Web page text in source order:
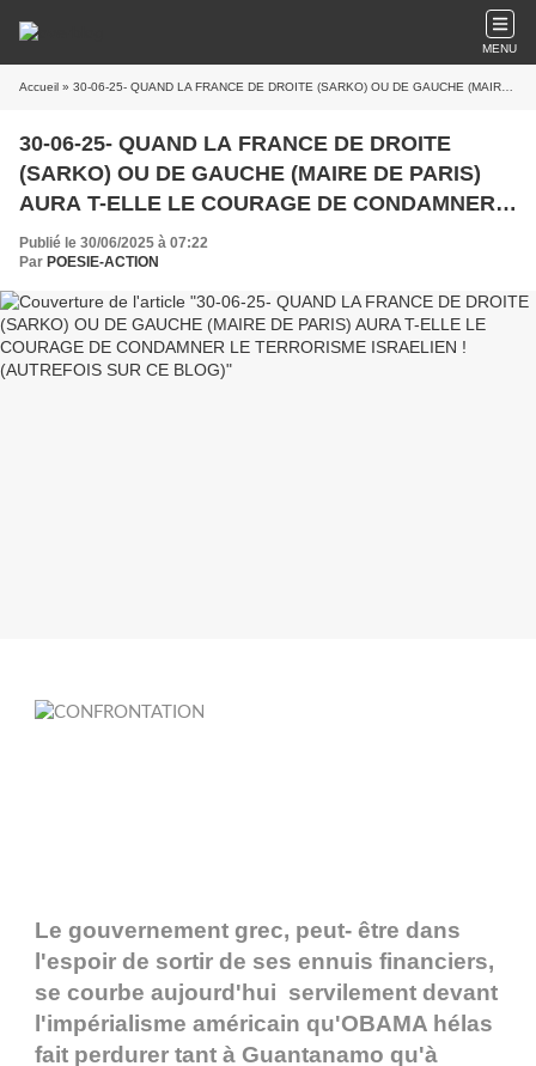
MENU
Accueil » 30-06-25- QUAND LA FRANCE DE DROITE (SARKO) OU DE GAUCHE (MAIRE DE PARIS) AURA T-ELLE LE COURAGE DE CONDAMNER LE TERRORISME ISRAELIEN ! (AUTREFOIS SUR CE BLOG)
30-06-25- QUAND LA FRANCE DE DROITE
(SARKO) OU DE GAUCHE (MAIRE DE PARIS)
AURA T-ELLE LE COURAGE DE CONDAMNER
LE TERRORISME ISRAELIEN ! (AUTREFOIS
SUR CE BLOG)
Publié le 30/06/2025 à 07:22
Par POESIE-ACTION
Le gouvernement grec, peut- être dans
l'espoir de sortir de ses ennuis financiers,
se courbe aujourd'hui servilement devant
l'impérialisme américain qu'OBAMA hélas
fait perdurer tant à Guantanamo qu'à